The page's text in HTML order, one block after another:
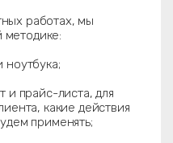
работах, мы
ноутбука;
и прайс-листа, для
какие действия
применять;